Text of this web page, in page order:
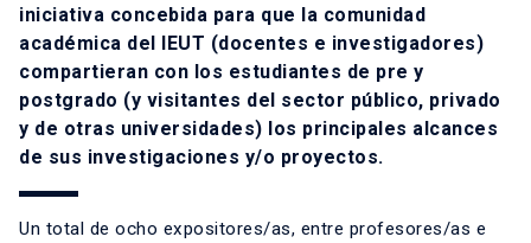
iniciativa concebida para que la comunidad
académica del IEUT (docentes e investigadores)
compartieran con los estudiantes de pre y
postgrado (y visitantes del sector público, privado
y de otras universidades) los principales alcances
de sus investigaciones y/o proyectos.
Un total de ocho expositores/as, entre profesores/as e